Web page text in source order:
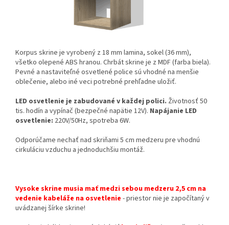
Korpus skrine je vyrobený z 18 mm lamina, sokel (36 mm),
všetko olepené ABS hranou. Chrbát skrine je z MDF (farba biela).
Pevné a nastaviteľné osvetlené police sú vhodné na menšie
oblečenie, alebo iné veci potrebné prehľadne uložiť.​
LED osvetlenie je zabudované v každej polici. Životnosť 50
tis. hodín a vypínač (bezpečné napätie 12V). Napájanie LED
osvetlenie: 220V/50Hz, spotreba 6W.
Odporúčame nechať nad skriňami 5 cm medzeru pre vhodnú
cirkuláciu vzduchu a jednoduchšiu montáž.
Vysoke skrine musia mať medzi sebou medzeru 2,5 cm na
vedenie kabeláže na osvetlenie - priestor nie je započítaný v
uvádzanej šírke skrine!